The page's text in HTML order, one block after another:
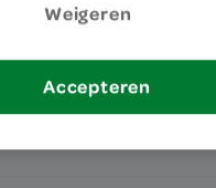
Weigeren
Accepteren